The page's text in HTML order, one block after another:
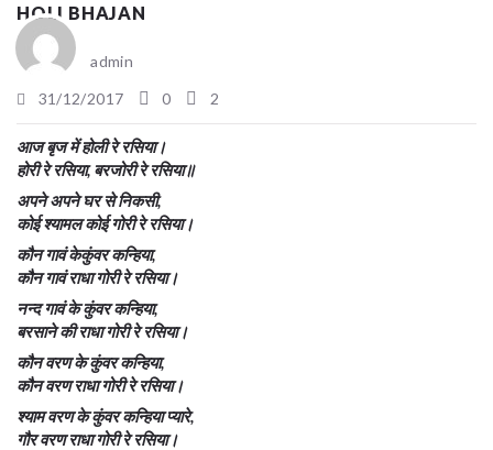
HOLI BHAJAN
admin
31/12/2017
0 2
आज बृज में होली रे रसिया।
होरी रे रसिया, बरजोरी रे रसिया॥
अपने अपने घर से निकसी,
कोई श्यामल कोई गोरी रे रसिया।
कौन गावं केकुंवर कन्हिया,
कौन गावं राधा गोरी रे रसिया।
नन्द गावं के कुंवर कन्हिया,
बरसाने की राधा गोरी रे रसिया।
कौन वरण के कुंवर कन्हिया,
कौन वरण राधा गोरी रे रसिया।
श्याम वरण के कुंवर कन्हिया प्यारे,
गौर वरण राधा गोरी रे रसिया।